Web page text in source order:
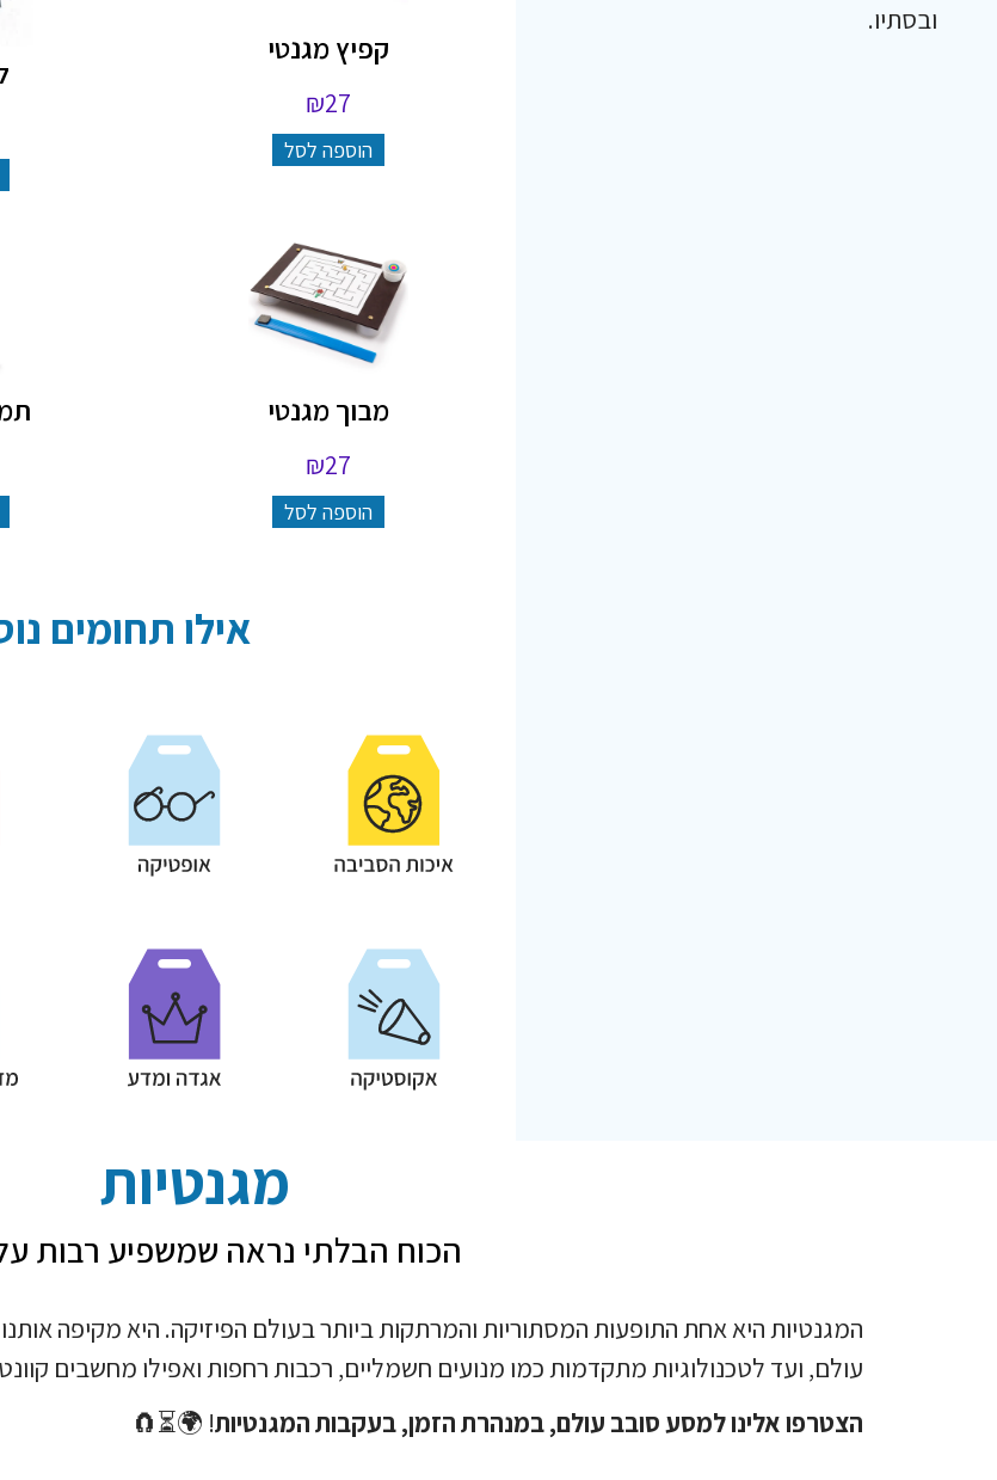
ובסתיו.
קפיץ מגנטי
₪27
הוספה לסל
מבוך מגנטי
₪27
הוספה לסל
אילו תחומים
מגנטיות
הכוח הבלתי נראה שמשפיע רבות על
המגנטיות היא אחת התופעות המסתוריות והמרתקות ביותר בעולם הפיזיקה. היא מקיפה
עולם, ועד לטכנולוגיות מתקדמות כמו מנועים חשמליים, רכבות רחפות ואפילו מחשבים
הצטרפו אלינו למסע סובב עולם, במנהרת הזמן, בעקבות המגנטיות!
🌍⏳🧲